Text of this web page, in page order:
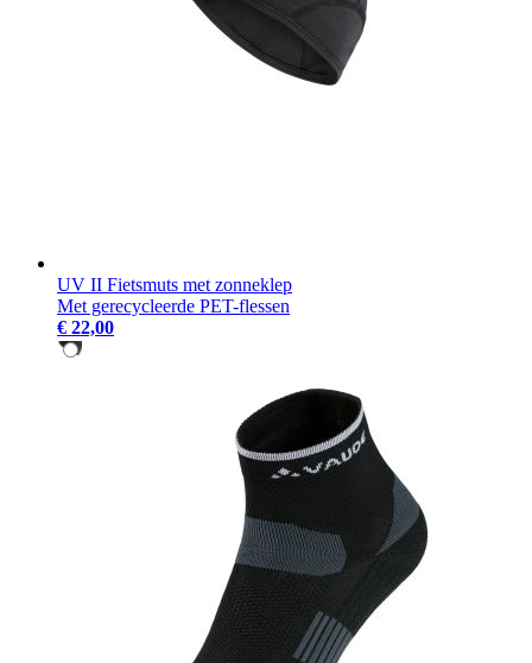
UV II Fietsmuts met zonneklep
Met gerecycleerde PET-flessen
€ 22,00